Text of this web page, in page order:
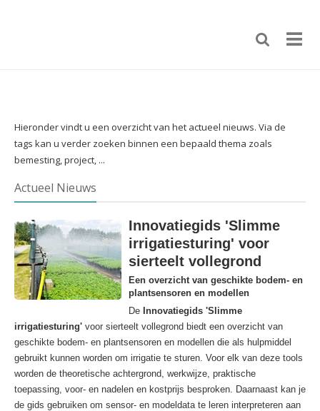
Hieronder vindt u een overzicht van het actueel nieuws. Via de
tags kan u verder zoeken binnen een bepaald thema zoals
bemesting, project, ...
Actueel Nieuws
Innovatiegids 'Slimme
irrigatiesturing' voor
sierteelt vollegrond
Een overzicht van geschikte bodem- en
plantsensoren en modellen
De Innovatiegids 'Slimme
irrigatiesturing' voor sierteelt vollegrond biedt een overzicht van
geschikte bodem- en plantsensoren en modellen die als hulpmiddel
gebruikt kunnen worden om irrigatie te sturen. Voor elk van deze tools
worden de theoretische achtergrond, werkwijze, praktische
toepassing, voor- en nadelen en kostprijs besproken. Daarnaast kan je
de gids gebruiken om sensor- en modeldata te leren interpreteren aan